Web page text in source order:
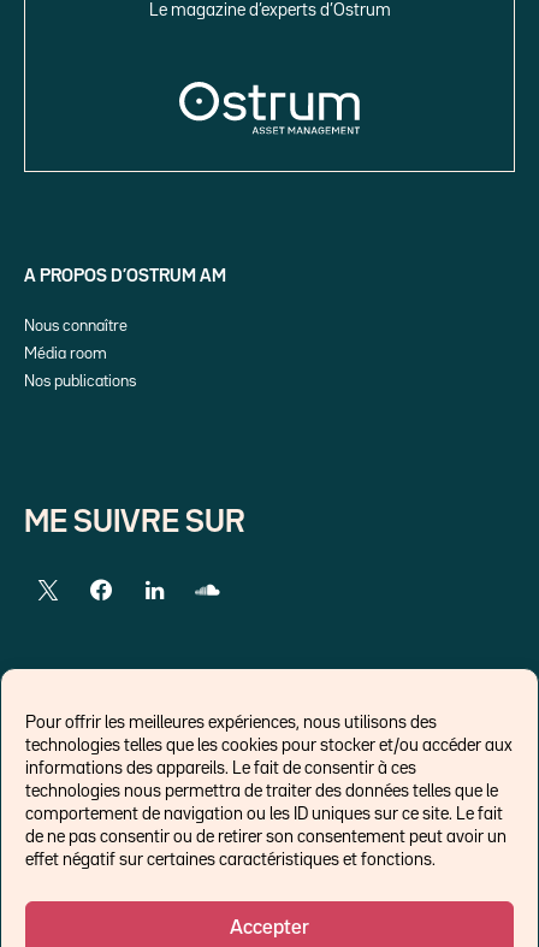
Pour offrir les meilleures expériences, nous utilisons des
technologies telles que les cookies pour stocker et/ou accéder aux
informations des appareils. Le fait de consentir à ces
technologies nous permettra de traiter des données telles que le
comportement de navigation ou les ID uniques sur ce site. Le fait
de ne pas consentir ou de retirer son consentement peut avoir un
effet négatif sur certaines caractéristiques et fonctions.
Accepter
Le magazine d’experts d’Ostrum
A PROPOS D’OSTRUM AM
Nous connaître
Média room
Nos publications
ME SUIVRE SUR
LIENS EXTERNES
Chroniques pour Forbes
Economistes
Think tank
Politique de cookies (UE)